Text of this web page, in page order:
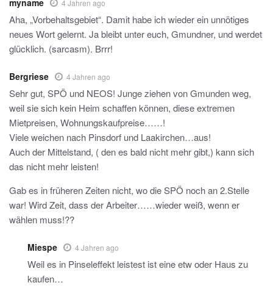
myname 4 Jahren ago
Aha, „Vorbehaltsgebiet“. Damit habe ich wieder ein unnötiges
neues Wort gelernt. Ja bleibt unter euch, Gmundner, und werdet
glücklich. (sarcasm). Brrr!
Bergriese 4 Jahren ago
Sehr gut, SPÖ und NEOS! Junge ziehen von Gmunden weg,
weil sie sich kein Heim schaffen können, diese extremen
Mietpreisen, Wohnungskaufpreise……!
Viele weichen nach Pinsdorf und Laakirchen…aus!
Auch der Mittelstand, ( den es bald nicht mehr gibt,) kann sich
das nicht mehr leisten!
Gab es in früheren Zeiten nicht, wo die SPÖ noch an 2.Stelle
war! Wird Zeit, dass der Arbeiter……wieder weiß, wenn er
wählen muss!??
Miespe 4 Jahren ago
Weil es in Pinseleffekt leistest ist eine etw oder Haus zu
kaufen…